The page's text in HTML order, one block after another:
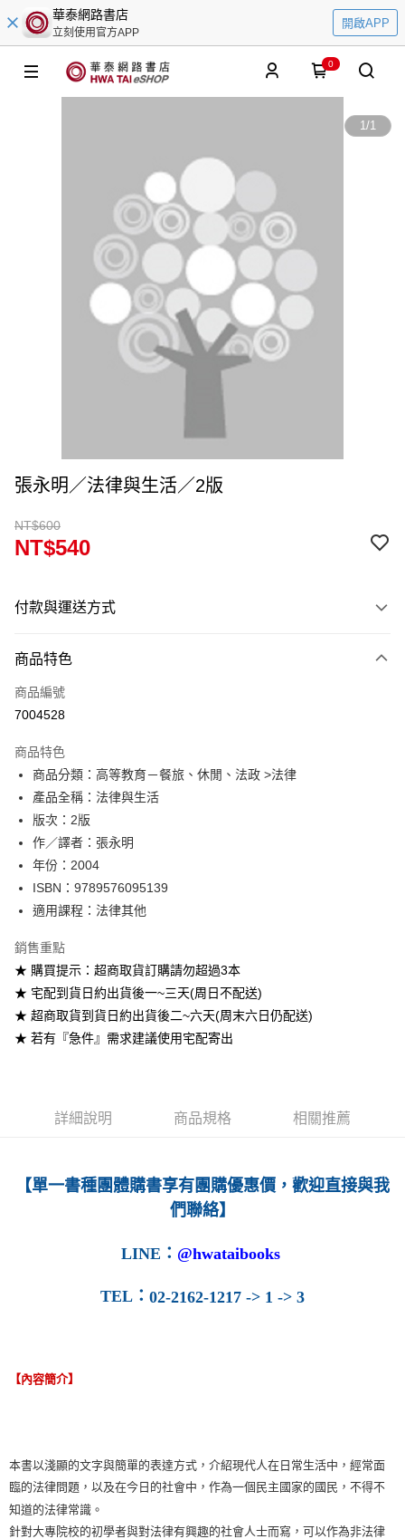
華泰網路書店
立刻使用官方APP
開啟APP
0
1/1
張永明／法律與生活／2版
NT$600
NT$540
付款與運送方式
信用卡一次付款
超商取貨付款
Google Pay
ATM付款
運送方式
每筆NT$60
7-11取貨付款
每筆NT$60
宅配-台灣本島
每筆NT$160
商品特色
商品編號
7004528
商品特色
商品分類：高等教育－餐旅、休閒、法政 >法律
產品全稱：法律與生活
版次：2版
作／譯者：張永明
年份：2004
ISBN：9789576095139
適用課程：法律其他
銷售重點
★ 購買提示：超商取貨訂購請勿超過3本
★ 宅配到貨日約出貨後一~三天(周日不配送)
★ 超商取貨到貨日約出貨後二~六天(周末六日仍配送)
★ 若有『急件』需求建議使用宅配寄出
詳細說明 商品規格 相關推薦
【單一書種團體購書享有團購優惠價，歡迎直接與我
們聯絡】
LINE ： @hwataibooks
TEL ： 02-2162-1217 -> 1 -> 3
【內容簡介】
本書以淺顯的文字與簡單的表達方式，介紹現代人在日常生活中，經常面
臨的法律問題，以及在今日的社會中，作為一個民主國家的國民，不得不
知道的法律常識。
針對大專院校的初學者與對法律有興趣的社會人士而寫，可以作為非法律